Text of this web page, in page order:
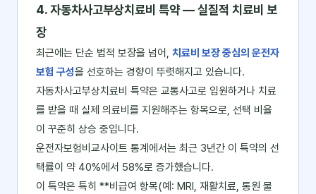
4. 자동차사고부상치료비 특약 ― 실질적 치료비 보
장
최근에는 단순 법적 보장을 넘어, 치료비 보장 중심의 운전자
보험 구성을 선호하는 경향이 뚜렷해지고 있습니다.
자동차사고부상치료비 특약은 교통사고로 입원하거나 치료
를 받을 때 실제 의료비를 지원해주는 항목으로, 선택 비율
이 꾸준히 상승 중입니다.
운전자보험비교사이트 통계에서는 최근 3년간 이 특약의 선
택률이 약 40%에서 58%로 증가했습니다.
이 특약은 특히 **비급여 항목(예: MRI, 재활치료, 통원 물